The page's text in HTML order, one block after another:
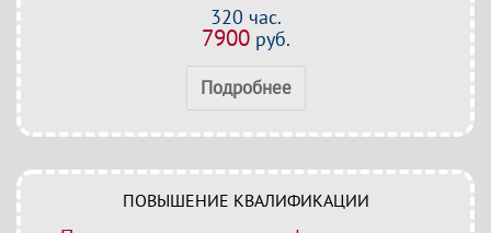
320 час.
7900руб.
Подробнее
ПОВЫШЕНИЕ КВАЛИФИКАЦИИ